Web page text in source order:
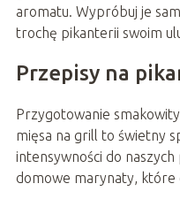
aromatu. Wypróbuj je
trochę pikanterii swoim
Przepisy na
Przygotowanie
mięsa na grill to świetny
intensywności do
domowe marynaty, które